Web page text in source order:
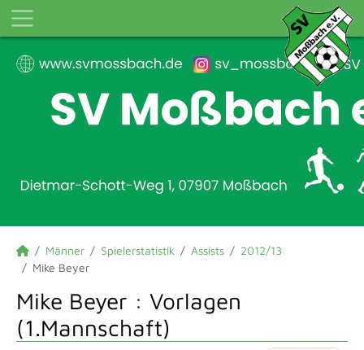
Männer Spielerstatistik Assists
2012/13
Mike Beyer
Mike Beyer : Vorlagen
(1.Mannschaft)